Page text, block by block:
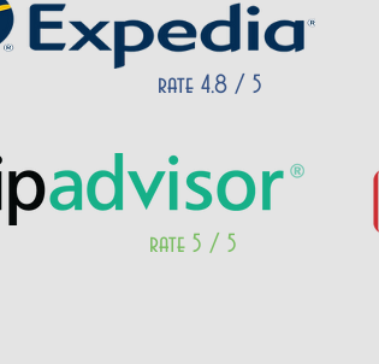
rate 4.8 / 5
rate 5 / 5